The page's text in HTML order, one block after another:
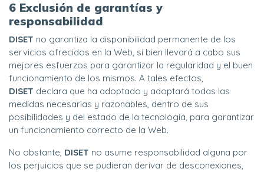
6 Exclusión de garantías y
responsabilidad
DISET no garantiza la disponibilidad permanente de los
servicios ofrecidos en la Web, si bien llevará a cabo sus
mejores esfuerzos para garantizar la regularidad y el buen
funcionamiento de los mismos. A tales efectos,
DISET declara que ha adoptado y adoptará todas las
medidas necesarias y razonables, dentro de sus
posibilidades y del estado de la tecnología, para garantizar
un funcionamiento correcto de la Web.
No obstante, DISET no asume responsabilidad alguna por
los perjuicios que se pudieran derivar de desconexiones,